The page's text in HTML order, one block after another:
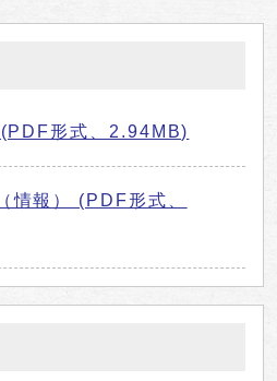
形式、2.94MB)
情報） (PDF形式、